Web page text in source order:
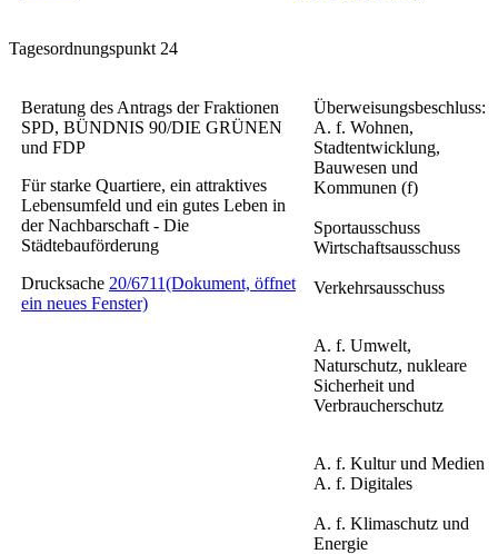
Tagesordnungspunkt 24
Beratung des Antrags der Fraktionen
SPD, BÜNDNIS 90/DIE GRÜNEN
und FDP
Für starke Quartiere, ein attraktives
Lebensumfeld und ein gutes Leben in
der Nachbarschaft - Die
Städtebauförderung
Drucksache 20/6711(Dokument, öffnet
ein neues Fenster)
Überweisungsbeschluss:
A. f. Wohnen,
Stadtentwicklung,
Bauwesen und
Kommunen (f)
Sportausschuss
Wirtschaftsausschuss
Verkehrsausschuss
A. f. Umwelt,
Naturschutz, nukleare
Sicherheit und
Verbraucherschutz
A. f. Kultur und Medien
A. f. Digitales
A. f. Klimaschutz und
Energie